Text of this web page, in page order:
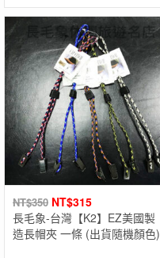
NT$350 NT$315
長毛象-台灣【K2】EZ美國製
造長帽夾 一條 (出貨隨機顏色)